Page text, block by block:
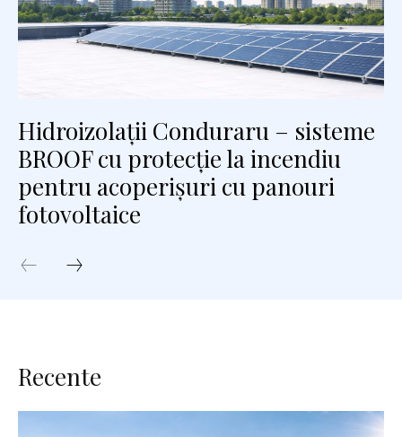
Hidroizolații Conduraru – sisteme
BROOF cu protecție la incendiu
pentru acoperișuri cu panouri
fotovoltaice
Recente